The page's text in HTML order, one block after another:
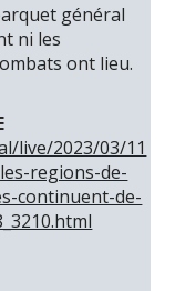
général
ni les
ont lieu.
live/2023/03/11
regions-de-
continuent-de-